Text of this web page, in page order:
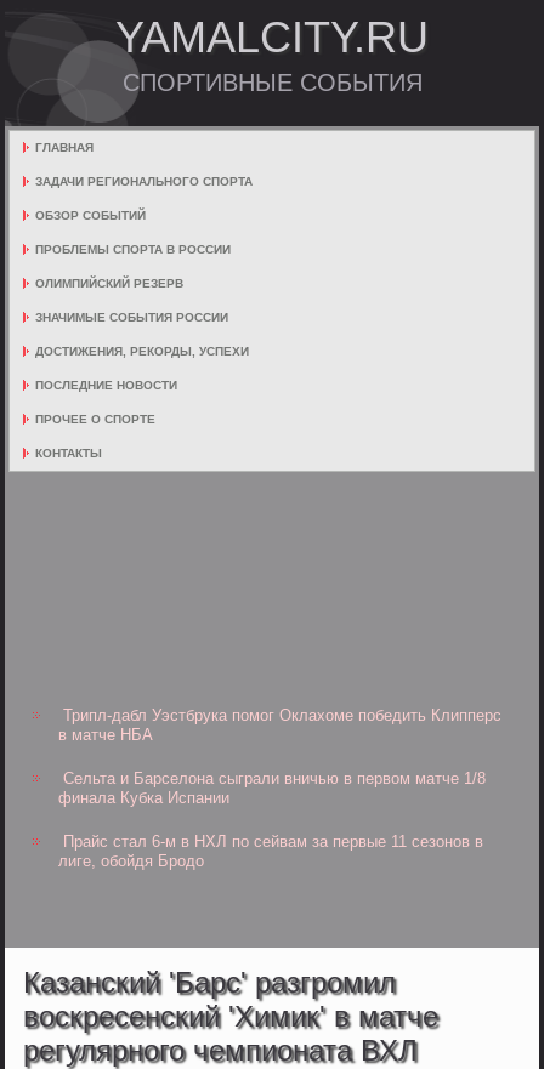
YAMALCITY.RU
СПОРТИВНЫЕ СОБЫТИЯ
ГЛАВНАЯ
ЗАДАЧИ РЕГИОНАЛЬНОГО СПОРТА
ОБЗОР СОБЫТИЙ
ПРОБЛЕМЫ СПОРТА В РОССИИ
ОЛИМПИЙСКИЙ РЕЗЕРВ
ЗНАЧИМЫЕ СОБЫТИЯ РОССИИ
ДОСТИЖЕНИЯ, РЕКОРДЫ, УСПЕХИ
ПОСЛЕДНИЕ НОВОСТИ
ПРОЧЕЕ О СПОРТЕ
КОНТАКТЫ
Трипл-дабл Уэстбрука помог Оклахоме победить Клипперс
в матче НБА
Сельта и Барселона сыграли вничью в первом матче 1/8
финала Кубка Испании
Прайс стал 6-м в НХЛ по сейвам за первые 11 сезонов в
лиге, обойдя Бродо
Казанский 'Барс' разгромил
воскресенский 'Химик' в матче
регулярного чемпионата ВХЛ